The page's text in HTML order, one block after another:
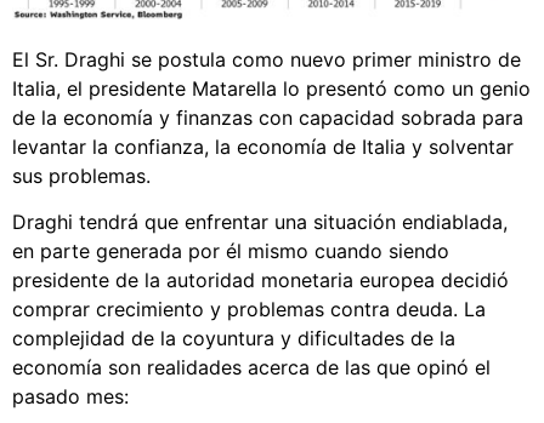
El Sr. Draghi se postula como nuevo primer ministro de
Italia, el presidente Matarella lo presentó como un genio
de la economía y finanzas con capacidad sobrada para
levantar la confianza, la economía de Italia y solventar
sus problemas.
Draghi tendrá que enfrentar una situación endiablada,
en parte generada por él mismo cuando siendo
presidente de la autoridad monetaria europea decidió
comprar crecimiento y problemas contra deuda. La
complejidad de la coyuntura y dificultades de la
economía son realidades acerca de las que opinó el
pasado mes: